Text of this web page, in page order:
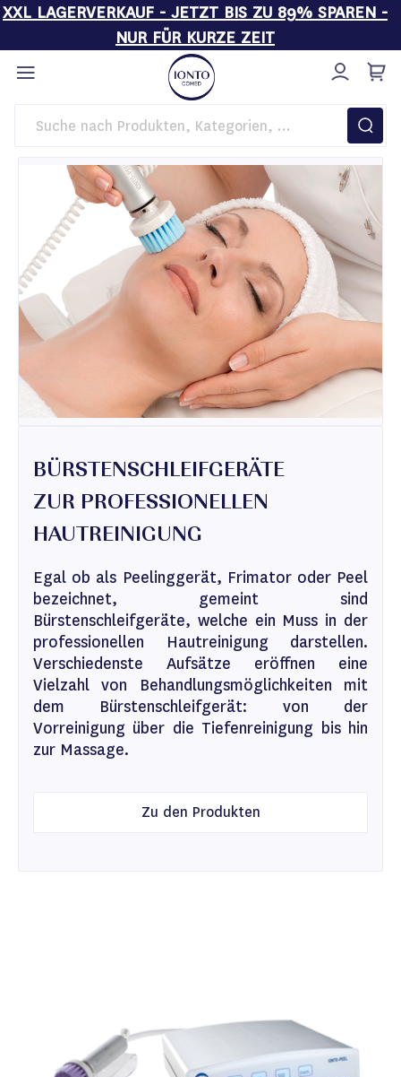
XXL LAGERVERKAUF - JETZT BIS ZU 89% SPAREN -
NUR FÜR KURZE ZEIT
Direkt
zum
Inhalt
Startseite Peelinggeräte von IONTO-COMED
BÜRSTENSCHLEIFGERÄTE
ZUR PROFESSIONELLEN
HAUTREINIGUNG
Egal ob als Peelinggerät, Frimator oder Peel
bezeichnet, gemeint sind
Bürstenschleifgeräte, welche ein Muss in der
professionellen Hautreinigung darstellen.
Verschiedenste Aufsätze eröffnen eine
Vielzahl von Behandlungsmöglichkeiten mit
dem Bürstenschleifgerät: von der
Vorreinigung über die Tiefenreinigung bis hin
zur Massage.
Zu den Produkten